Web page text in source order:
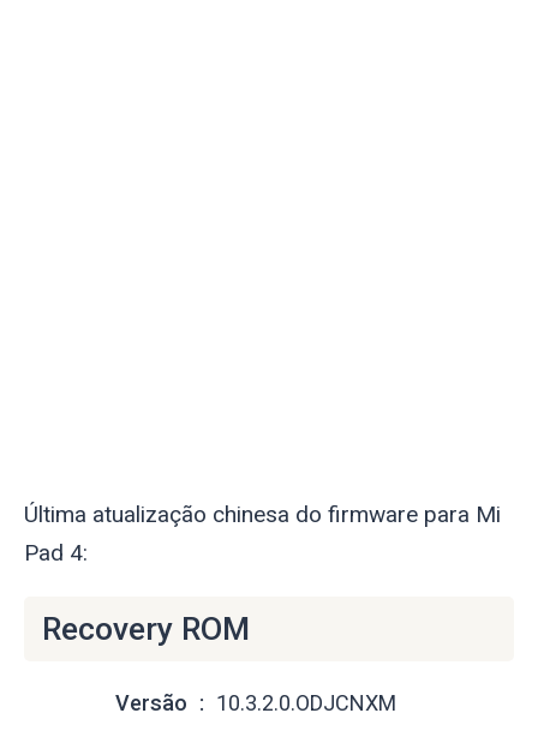
Última atualização chinesa do firmware para Mi
Pad 4:
Recovery ROM
Versão
10.3.2.0.ODJCNXM